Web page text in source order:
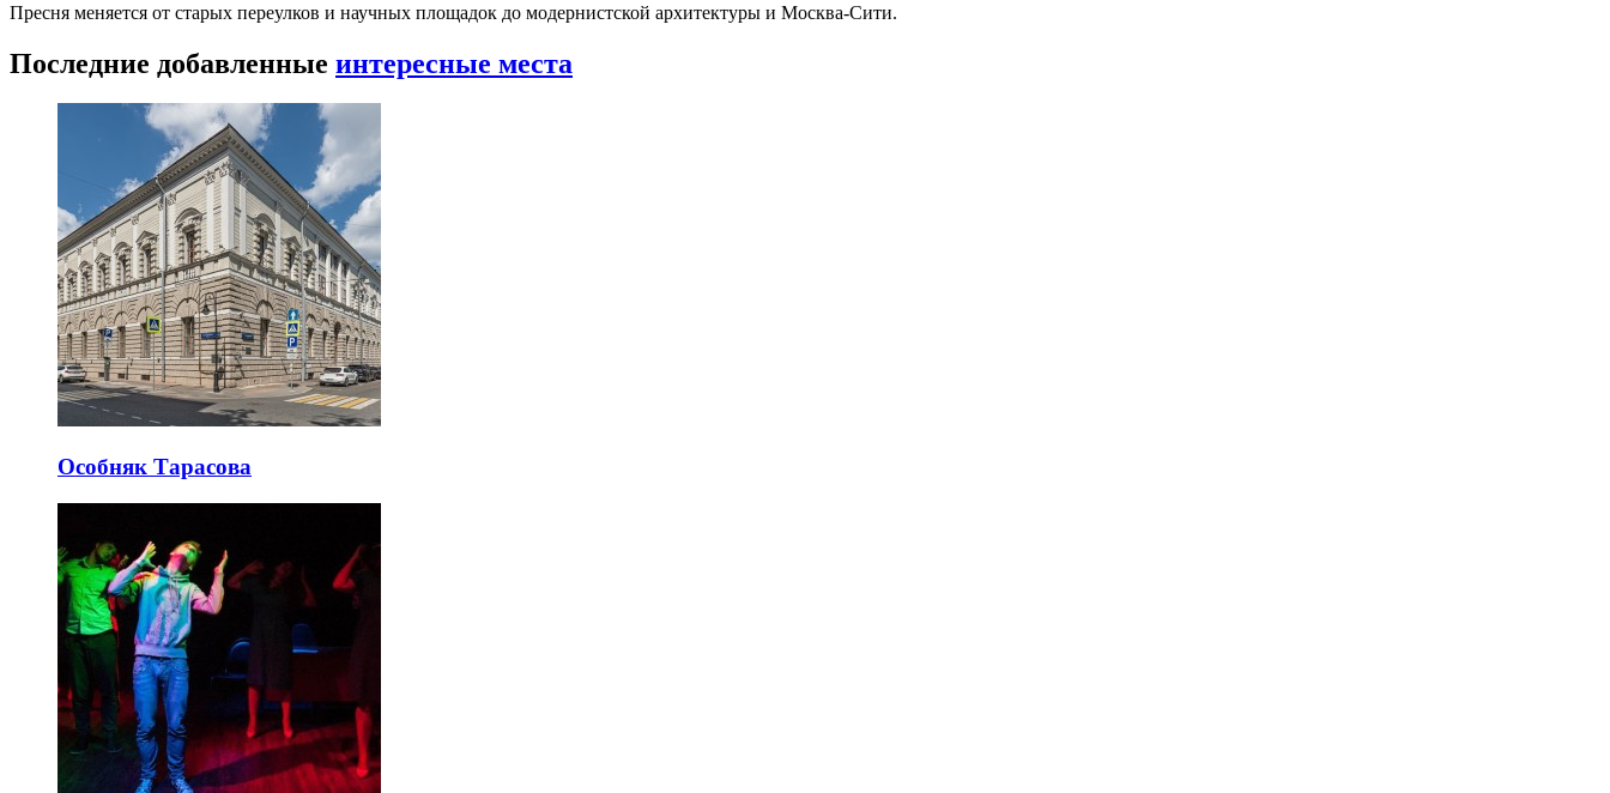
Пресня меняется от старых переулков и научных площадок до модернистской архитектуры и Москва-Сити.
Последние добавленные интересные места
Особняк Тарасова